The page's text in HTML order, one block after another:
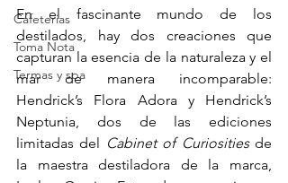
Cafeterias
Toma Nota
Termas y spa
En el fascinante mundo de los
destilados, hay dos creaciones que
capturan la esencia de la naturaleza y el
mar de manera incomparable:
Hendrick’s Flora Adora y Hendrick’s
Neptunia, dos de las ediciones
limitadas del Cabinet of Curiosities de
la maestra destiladora de la marca,